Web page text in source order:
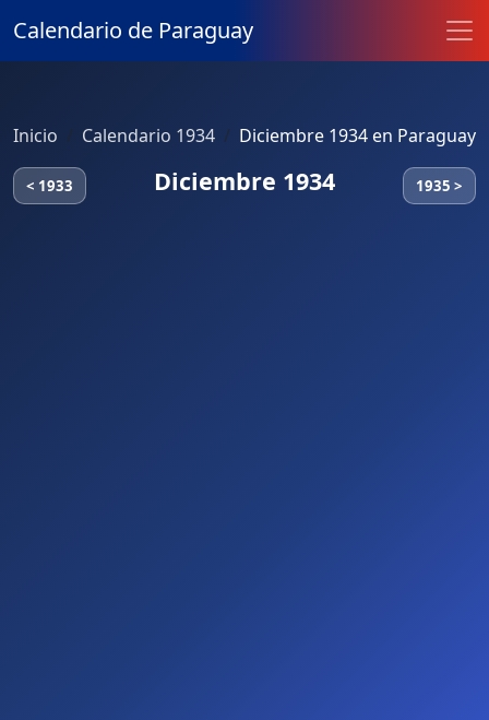
Calendario de Paraguay
Inicio Calendario 1934 Diciembre 1934 en Paraguay
< 1933 Diciembre 1934 1935 >